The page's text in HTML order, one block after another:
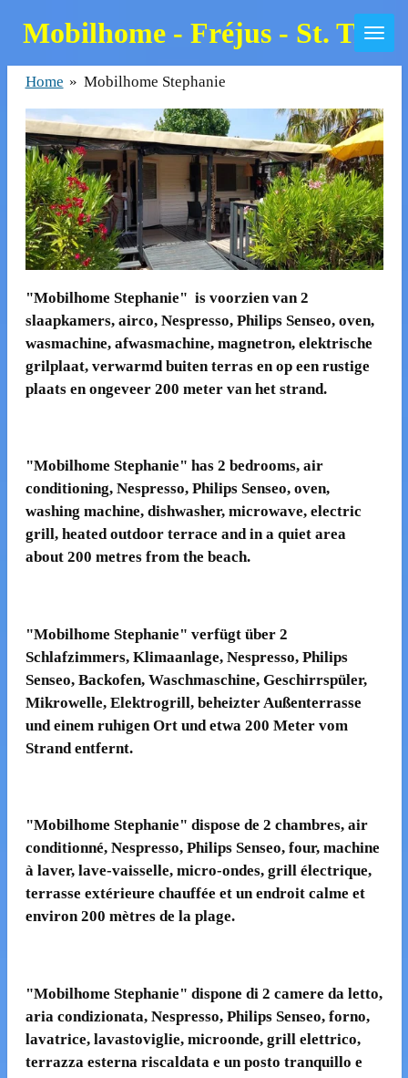
Skip
main
content
Mobilhome - Fréjus - St.
Home » Mobilhome Stephanie
"Mobilhome Stephanie" is voorzien van 2
slaapkamers, airco, Nespresso, Philips Senseo, oven,
wasmachine, afwasmachine, magnetron, elektrische
grilplaat, verwarmd buiten terras en op een rustige
plaats en ongeveer 200 meter van het strand.
"Mobilhome Stephanie" has 2 bedrooms, air
conditioning, Nespresso, Philips Senseo, oven,
washing machine, dishwasher, microwave, electric
grill, heated outdoor terrace and in a quiet area
about 200 metres from the beach.
"Mobilhome Stephanie" verfügt über 2
Schlafzimmers, Klimaanlage, Nespresso, Philips
Senseo, Backofen, Waschmaschine, Geschirrspüler,
Mikrowelle, Elektrogrill, beheizter Außenterrasse
und einem ruhigen Ort und etwa 200 Meter vom
Strand entfernt.
"Mobilhome Stephanie" dispose de 2 chambres, air
conditionné, Nespresso, Philips Senseo, four, machine
à laver, lave-vaisselle, micro-ondes, grill électrique,
terrasse extérieure chauffée et un endroit calme et
environ 200 mètres de la plage.
"Mobilhome Stephanie" dispone di 2 camere da letto,
aria condizionata, Nespresso, Philips Senseo, forno,
lavatrice, lavastoviglie, microonde, grill elettrico,
terrazza esterna riscaldata e un posto tranquillo e